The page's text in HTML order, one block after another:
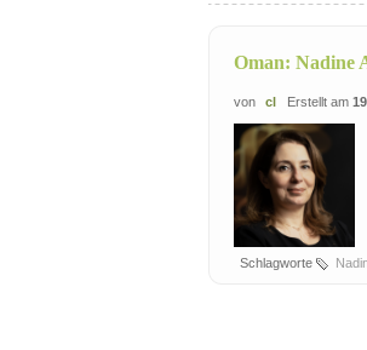
​Oman: Nadine
von cl Erstellt am
Schlagworte